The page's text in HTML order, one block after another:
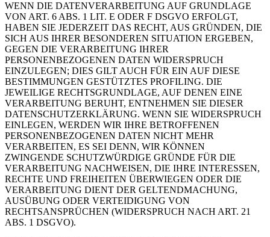
WENN DIE DATENVERARBEITUNG AUF GRUNDLAGE
VON ART. 6 ABS. 1 LIT. E ODER F DSGVO ERFOLGT,
HABEN SIE JEDERZEIT DAS RECHT, AUS GRÜNDEN, DIE
SICH AUS IHRER BESONDEREN SITUATION ERGEBEN,
GEGEN DIE VERARBEITUNG IHRER
PERSONENBEZOGENEN DATEN WIDERSPRUCH
EINZULEGEN; DIES GILT AUCH FÜR EIN AUF DIESE
BESTIMMUNGEN GESTÜTZTES PROFILING. DIE
JEWEILIGE RECHTSGRUNDLAGE, AUF DENEN EINE
VERARBEITUNG BERUHT, ENTNEHMEN SIE DIESER
DATENSCHUTZERKLÄRUNG. WENN SIE WIDERSPRUCH
EINLEGEN, WERDEN WIR IHRE BETROFFENEN
PERSONENBEZOGENEN DATEN NICHT MEHR
VERARBEITEN, ES SEI DENN, WIR KÖNNEN
ZWINGENDE SCHUTZWÜRDIGE GRÜNDE FÜR DIE
VERARBEITUNG NACHWEISEN, DIE IHRE INTERESSEN,
RECHTE UND FREIHEITEN ÜBERWIEGEN ODER DIE
VERARBEITUNG DIENT DER GELTENDMACHUNG,
AUSÜBUNG ODER VERTEIDIGUNG VON
RECHTSANSPRÜCHEN (WIDERSPRUCH NACH ART. 21
ABS. 1 DSGVO).